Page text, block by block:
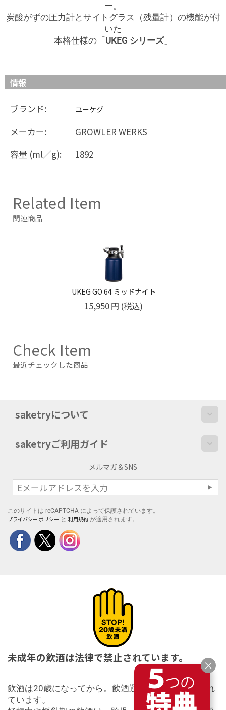
ー。
炭酸がずの圧力計とサイトグラス（残量計）の機能が付
いた
本格仕様の「 UKEG シリーズ」
情報
ブランド: ユーケグ
メーカー:
GROWLER WERKS
容量 (ml／g):
1892
Related Item
関連商品
UKEG GO 64 ミッドナイト
15,950円 (税込)
Check Item
最近チェックした商品
saketryについて
saketryご利用ガイド
メルマガ＆SNS
このサイトは reCAPTCHA によって保護されています。
プライバシー ポリシー と 利用規約 が適用されます。
未成年の飲酒は法律で禁止されています。
飲酒は20歳になってから。飲酒運転は法律で禁止され
ています。
×